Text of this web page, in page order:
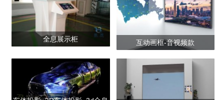
全息展示柜 互动画框-音视频款